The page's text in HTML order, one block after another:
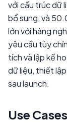
với cấu trúc dữ
bổ sung, và
lớn với hàng
yêu cầu tùy
tích và lập kế
dữ liệu, thiết
sau launch.
Use